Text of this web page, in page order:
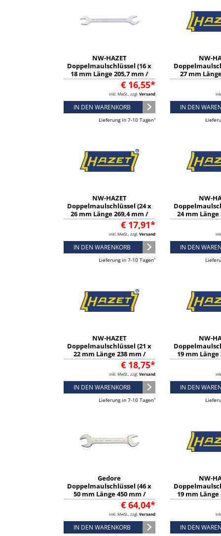
NW-HAZET
Doppelmaulschlüssel (16 x
18 mm Länge 205,7 mm /
verchromt) - 450N-16X18
€ 16,55*
inkl. MwSt., zzgl. Versand
IN DEN WARENKORB
Lieferung in 7-10 Tagen¹
NW-
27 mm
verchromt) -
IN DEN
NW-HAZET
Doppelmaulschlüssel (24 x
26 mm Länge 269,4 mm /
verchromt) - 450N-24X26
€ 17,91*
inkl. MwSt., zzgl. Versand
IN DEN WARENKORB
Lieferung in 7-10 Tagen¹
NW-
24 mm
verchromt) -
IN DEN
NW-HAZET
Doppelmaulschlüssel (21 x
22 mm Länge 238 mm /
verchromt) - 450N-21X22
€ 18,75*
inkl. MwSt., zzgl. Versand
IN DEN WARENKORB
Lieferung in 7-10 Tagen¹
NW-
19 mm
verchromt) -
IN DEN
Gedore
Doppelmaulschlüssel (46 x
50 mm Länge 450 mm /
verchromt) - 6068710
€ 64,04*
inkl. MwSt., zzgl. Versand
IN DEN WARENKORB
NW-
19 mm
verchromt) -
IN DEN